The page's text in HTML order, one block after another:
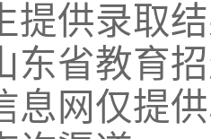
提供录取
东省教育
息网仅提